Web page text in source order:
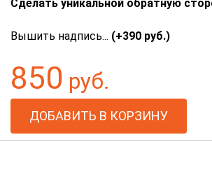
Сделать уникальной обратную
Вышить надпись... (+390 руб.)
850 руб.